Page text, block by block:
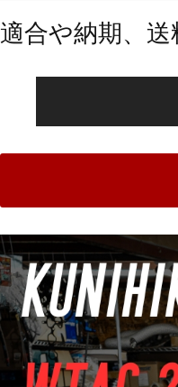
適合や納期、